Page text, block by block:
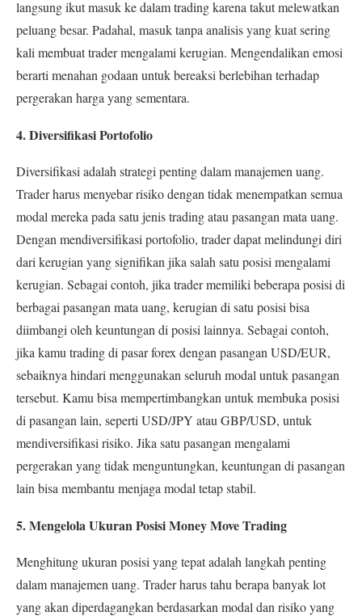
langsung ikut masuk ke dalam trading karena takut melewatkan
peluang besar. Padahal, masuk tanpa analisis yang kuat sering
kali membuat trader mengalami kerugian. Mengendalikan emosi
berarti menahan godaan untuk bereaksi berlebihan terhadap
pergerakan harga yang sementara.
4. Diversifikasi Portofolio
Diversifikasi adalah strategi penting dalam manajemen uang.
Trader harus menyebar risiko dengan tidak menempatkan semua
modal mereka pada satu jenis trading atau pasangan mata uang.
Dengan mendiversifikasi portofolio, trader dapat melindungi diri
dari kerugian yang signifikan jika salah satu posisi mengalami
kerugian. Sebagai contoh, jika trader memiliki beberapa posisi di
berbagai pasangan mata uang, kerugian di satu posisi bisa
diimbangi oleh keuntungan di posisi lainnya. Sebagai contoh,
jika kamu trading di pasar forex dengan pasangan USD/EUR,
sebaiknya hindari menggunakan seluruh modal untuk pasangan
tersebut. Kamu bisa mempertimbangkan untuk membuka posisi
di pasangan lain, seperti USD/JPY atau GBP/USD, untuk
mendiversifikasi risiko. Jika satu pasangan mengalami
pergerakan yang tidak menguntungkan, keuntungan di pasangan
lain bisa membantu menjaga modal tetap stabil.
5. Mengelola Ukuran Posisi Money Move Trading
Menghitung ukuran posisi yang tepat adalah langkah penting
dalam manajemen uang. Trader harus tahu berapa banyak lot
yang akan diperdagangkan berdasarkan modal dan risiko yang